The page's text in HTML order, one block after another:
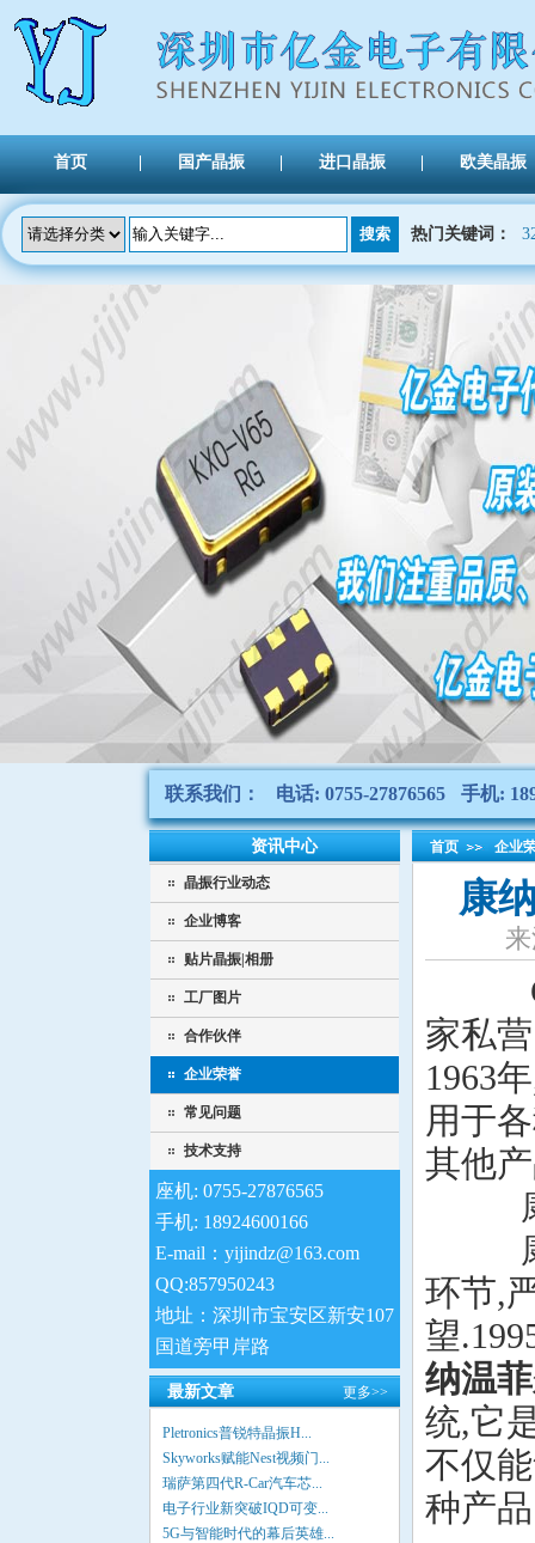
首页 国产晶振 进口晶振 欧美晶振
热门关键词：
联系我们： 电话: 0755-27876565 手机:
资讯中心
晶振行业动态
企业博客
贴片晶振|相册
工厂图片
合作伙伴
企业荣誉
常见问题
技术支持
座机: 0755-27876565
手机: 18924600166
E-mail：yijindz@163.com
QQ:857950243
地址：深圳市宝安区新安107
国道旁甲岸路
最新文章 更多>>
Pletronics普锐特晶振H...
Skyworks赋能Nest视频门...
瑞萨第四代R-Car汽车芯...
电子行业新突破IQD可变...
5G与智能时代的幕后英雄...
首页 企业
康
家私
1963
用于
其他
康纳
康纳
环节,
望
纳温
统,它
不仅
种产